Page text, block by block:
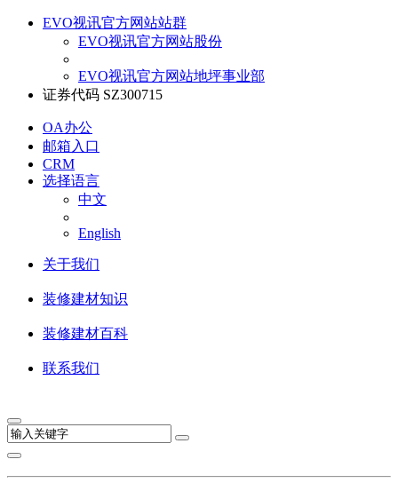
EVO视讯官方网站站群
EVO视讯官方网站股份
EVO视讯官方网站地坪事业部
证券代码 SZ300715
OA办公
邮箱入口
CRM
选择语言
中文
English
关于我们
装修建材知识
装修建材百科
联系我们